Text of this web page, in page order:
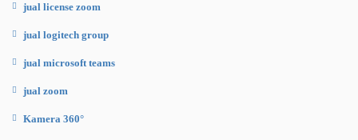
jual license zoom
jual logitech group
jual microsoft teams
jual zoom
Kamera 360°